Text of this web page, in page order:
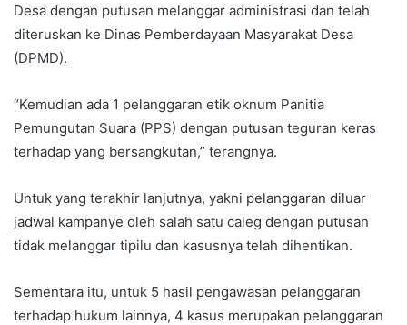
Desa dengan putusan melanggar administrasi dan telah
diteruskan ke Dinas Pemberdayaan Masyarakat Desa
(DPMD).
“Kemudian ada 1 pelanggaran etik oknum Panitia
Pemungutan Suara (PPS) dengan putusan teguran keras
terhadap yang bersangkutan,” terangnya.
Untuk yang terakhir lanjutnya, yakni pelanggaran diluar
jadwal kampanye oleh salah satu caleg dengan putusan
tidak melanggar tipilu dan kasusnya telah dihentikan.
Sementara itu, untuk 5 hasil pengawasan pelanggaran
terhadap hukum lainnya, 4 kasus merupakan pelanggaran